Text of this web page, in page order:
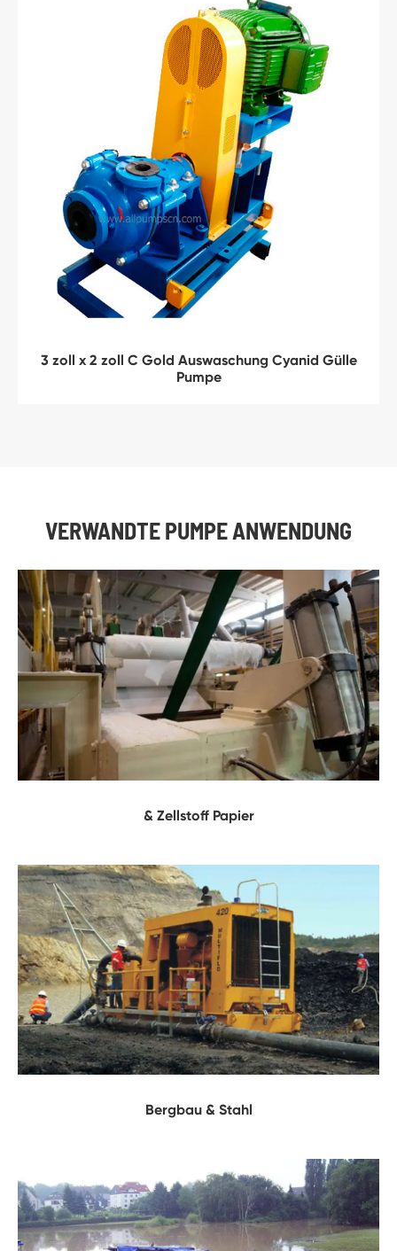
3 zoll x 2 zoll C Gold Auswaschung Cyanid Gülle
Pumpe
VERWANDTE PUMPE ANWENDUNG
& Zellstoff Papier
Bergbau & Stahl